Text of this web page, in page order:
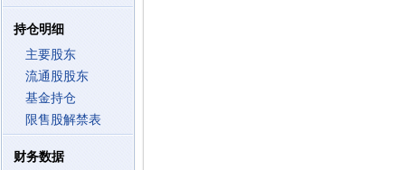
持仓明细
主要股东
流通股股东
基金持仓
限售股解禁表
财务数据